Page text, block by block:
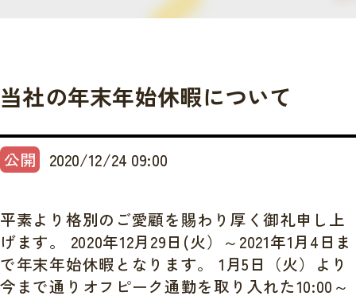
当社の年末年始休暇について
公開 2020/12/24 09:00
平素より格別のご愛顧を賜わり厚く御礼申し上
げます。 2020年12月29日(火）～2021年1月4日ま
で年末年始休暇となります。 1月5日（火）より
今まで通りオフピーク通勤を取り入れた10:00～